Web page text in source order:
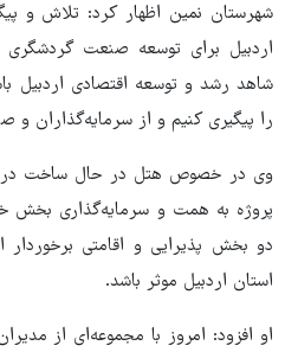
شهرستان نمین اظهار کرد: تلاش و
اردبیل برای توسعه صنعت گردشگری
شاهد رشد و توسعه اقتصادی اردبیل
را پیگیری کنیم و از سرمایه‌گذاران
وی در خصوص هتل در حال ساخت در
پروژه به همت و سرمایه‌گذاری
دو بخش پذیرایی و اقامتی
استان اردبیل موثر باشد.
او افزود: امروز با مجموعه‌ای از